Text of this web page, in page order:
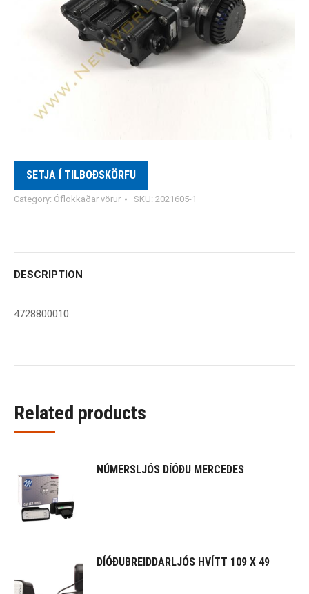
SETJA Í TILBOÐSKÖRFU
Category: Óflokkaðar vörur SKU: 2021605-1
DESCRIPTION
4728800010
Related products
NÚMERSLJÓS DÍÓÐU MERCEDES
DÍÓÐUBREIDDARLJÓS HVÍTT 109 X 49